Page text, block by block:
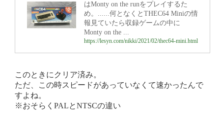
はMonty on the runをプレイするた
め。......何となくとTHEC64 Miniの情
報見ていたら収録ゲームの中に
Monty on the ...
https://lesyn.com/nikki/2021/02/thec64-mini.html
このときにクリア済み。
ただ、この時スピードがあっていなくて速かったんで
すよね。
※おそらくPALとNTSCの違い